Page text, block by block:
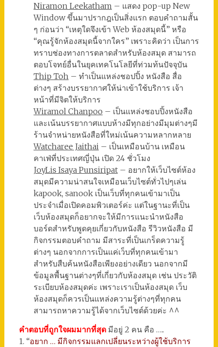
Niramon Leekatham – แสดง pop-up New
Window ขึ้นมาปรากฎเป็นสิ่งแรก ตอบคำถามสั้น
ๆ ก่อนว่า “เหตุใดจึงเข้า Web ห้องสมุดนี้” หรือ
“คุณรู้จักห้องสมุดนี้จากใคร” เพราะคิดว่า เป็นการ
ทราบช่องทางการตลาดสำหรับห้องสมุด สามารถ
ตอบโจทย์อื่นในยุคเทคโนโลยีที่ท่วมท้นปัจจุบัน
Thip Toh – ทำเป็นแหล่งชอปปิ้ง หนังสือ สื่อ
ต่างๆ สร้างบรรยากาศให้น่าเข้าใช้บริการ เจ้า
หน้าที่มีจิตให้บริการ
Wiramol Chanpoo – เป็นแหล่งชอบปิ้งหนังสือ
และเน้นบรรยากาศแบบห้างมีทุกอย่างมีมุมต่างๆมี
ร้านจำหน่ายหนังสือที่ใหม่เน้นความหลากหลาย
Watcharee Jaithai – เป็นเหมือนบ้าน เหมือน
คาเฟ่ที่ประเทศญี่ปุ่น เปิด 24 ชั่วโมง
JoyLis Isaya Punsiripat– อยากให้เว็บไซต์ห้อง
สมุดมีความน่าสนใจเหมือนเว็บไซต์ทั่วไปๆเล่น
kapook, sanook เป็นเว็บที่ทุกคนเข้ามาเป็น
ประจำเมื่อเปิดคอมพิวเตอร์ค่ะ แต่ในฐานะที่เป็น
เว็บห้องสมุดก็อยากจะให้มีการแนะนำหนังสือ
บอร์ดสำหรับพูดคุยเกี่ยวกับหนังสือ รีวิวหนังสือ มี
กิจกรรมตอบคำถาม มีสาระที่เป็นเกร็ดความรู้
ต่างๆ นอกจากการเป็นแค่เว็บที่ทุกคนเข้ามา
สำหรับสืบค้นหนังสือเพียงอย่างเดียว นอกจากมี
ข้อมูลพื้นฐานต่างๆที่เกี่ยวกับห้องสมุด เช่น ประวัติ
ระเบียบห้องสมุดค่ะ เพราะเราเป็นห้องสมุด เว็บ
ห้องสมุดก็ควรเป็นแหล่งความรู้ต่างๆที่ทุกคน
สามารถหาความรู้ได้จากเว็บไซต์ด้วยค่ะ ^^
คำตอบที่ถูกใจผมมากที่สุดมีอยู่ 2 คน คือ …..
1. “อยาก … มีกิจกรรมแลกเปลี่ยนระหว่างผู้ใช้บริการ